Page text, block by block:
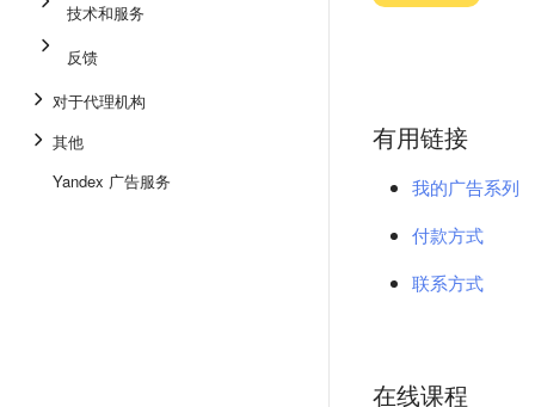
技术和服务
反馈
对于代理机构
其他
Yandex 广告服务
有用链接
我的广告系列
付款方式
联系方式
在线课程